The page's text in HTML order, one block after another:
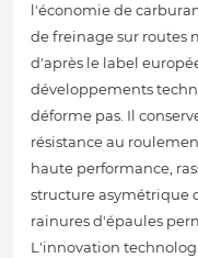
l'économie de
de freinage sur routes
d'après le label
développements
déforme pas. Il
résistance au
haute performance,
structure asymétrique
rainures d'épaules
L'innovation